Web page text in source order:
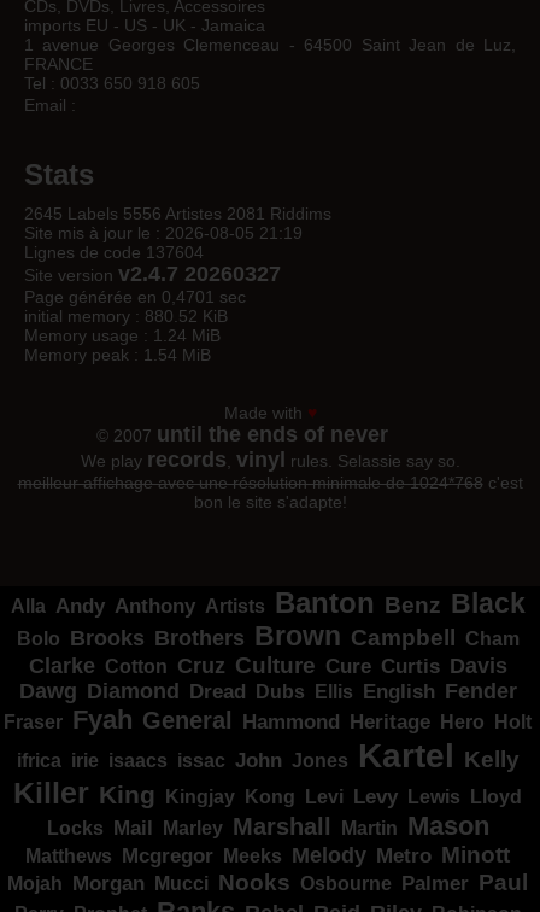
CDs, DVDs, Livres, Accessoires
imports EU - US - UK - Jamaica
1 avenue Georges Clemenceau - 64500 Saint Jean de Luz,
FRANCE
Tel : 0033 650 918 605
Email :
Stats
2645 Labels 5556 Artistes 2081 Riddims
Site mis à jour le : 2026-08-05 21:19
Lignes de code 137604
Site version v2.4.7 20260327
Page générée en 0,4701 sec
initial memory : 880.52 KiB
Memory usage : 1.24 MiB
Memory peak : 1.54 MiB
Made with ♥
© 2007 until the ends of never
We play records vinyl
rules. Selassie say so.
meilleur affichage avec une résolution minimale de 1024*768c'est
bon le site s'adapte!
Alla Andy Anthony Artists Banton Benz Black
Bolo Brooks Brothers Brown Campbell Cham
Clarke Cotton Cruz Culture Cure Curtis Davis
Dawg Diamond Dread Dubs Ellis English Fender
Fraser Fyah General Hammond Heritage Hero
Holt
ifrica irie isaacs issac John Jones Kartel Kelly
Killer King Kingjay Kong Levi Levy Lewis
Lloyd
Locks Mail Marley Marshall Martin Mason
Matthews Mcgregor Meeks Melody Metro Minott
Mojah Morgan Mucci Nooks Osbourne Palmer Paul